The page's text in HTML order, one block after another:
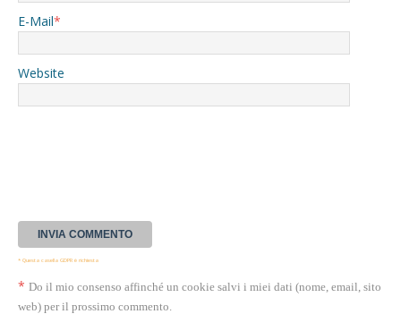
E-Mail*
Website
* Questa casella GDPR è richiesta
* Do il mio consenso affinché un cookie salvi i miei dati (nome, email, sito
web) per il prossimo commento.